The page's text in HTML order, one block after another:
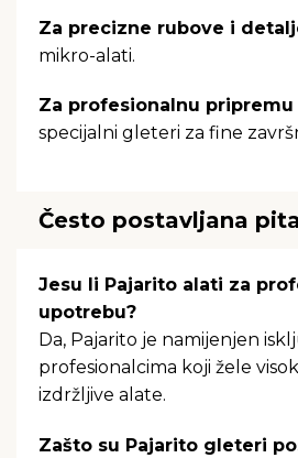
Za precizne rubove i
mikro-alati.
Za profesionalnu
specijalni gleteri za fine
Često postavljana
Jesu li Pajarito alati za
upotrebu?
Da, Pajarito je namijenjen
profesionalcima koji žele
izdržljive alate.
Zašto su Pajarito gleteri